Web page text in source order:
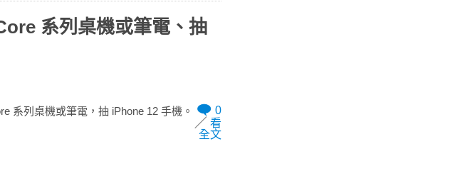
系列桌機或筆電、抽
系列桌機或筆電，抽 iPhone 12 手機。
0
看
全文